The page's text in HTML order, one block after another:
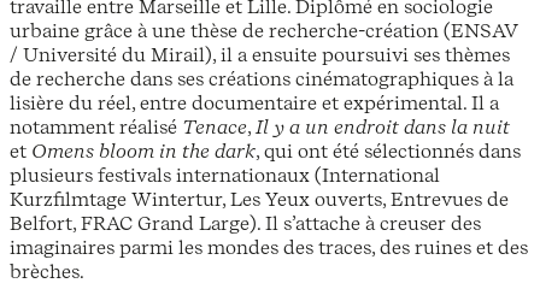
travaille entre Marseille et Lille. Diplômé en sociologie
urbaine grâce à une thèse de recherche-création (ENSAV
/ Université du Mirail), il a ensuite poursuivi ses thèmes
de recherche dans ses créations cinématographiques à la
lisière du réel, entre documentaire et expérimental. Il a
notamment réalisé Tenace,Il y a un endroit dans la nuit
et Omens bloom in the dark, qui ont été sélectionnés dans
plusieurs festivals internationaux (International
Kurzfilmtage Wintertur, Les Yeux ouverts, Entrevues de
Belfort, FRAC Grand Large). Il s’attache à creuser des
imaginaires parmi les mondes des traces, des ruines et des
brèches.